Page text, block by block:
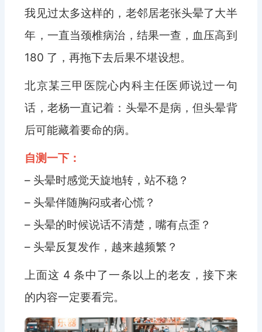
我见过太多这样的，老邻居老张头晕了大半
年，一直当颈椎病治，结果一查，血压高到
180 了，再拖下去后果不堪设想。
北京某三甲医院心内科主任医师说过一句
话，老杨一直记着：头晕不是病，但头晕背
后可能藏着要命的病。
自测一下：
– 头晕时感觉天旋地转，站不稳？
– 头晕伴随胸闷或者心慌？
– 头晕的时候说话不清楚，嘴有点歪？
– 头晕反复发作，越来越频繁？
上面这 4 条中了一条以上的老友，接下来
的内容一定要看完。